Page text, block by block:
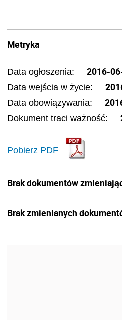
Metryka
Data ogłoszenia: 2016-
Data wejścia w życie:
Data obowiązywania:
Dokument traci ważność:
Pobierz PDF
Brak dokumentów
Brak zmienianych